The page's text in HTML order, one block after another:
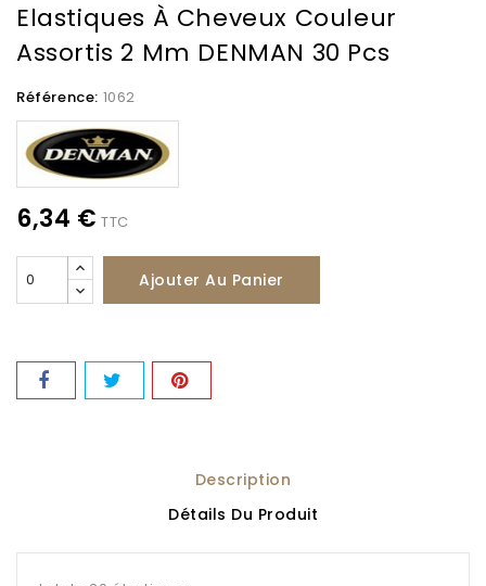
Elastiques À Cheveux Couleur
Assortis 2 Mm DENMAN 30 Pcs
Référence: 1062
6,34 € TTC
Ajouter Au Panier
Description
Détails Du Produit